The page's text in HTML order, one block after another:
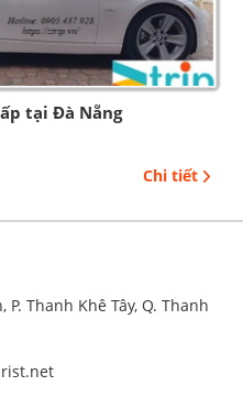
tại Đà Nẵng
Chi tiết
P. Thanh Khê Tây, Q. Thanh